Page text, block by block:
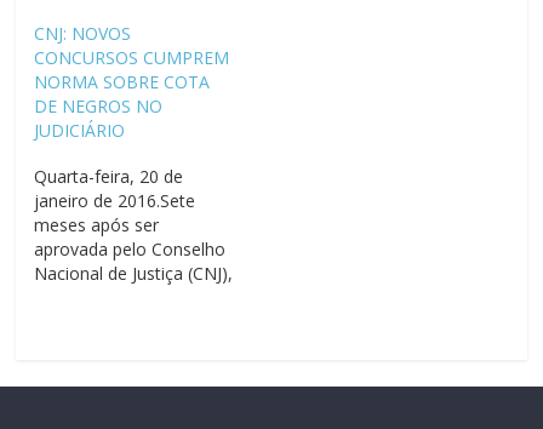
unanimidade, que a
surdez unilateral de um
candidato não é motivo
suficiente para
desclassificá-lo do
vagas asseguradas aos
candidatos com
necessidades especiais
para o cargo de…
CNJ: NOVOS
CONCURSOS CUMPREM
NORMA SOBRE COTA
DE NEGROS NO
JUDICIÁRIO
Quarta-feira, 20 de
janeiro de 2016.Sete
meses após ser
aprovada pelo Conselho
Nacional de Justiça (CNJ),
a reserva aos candidatos